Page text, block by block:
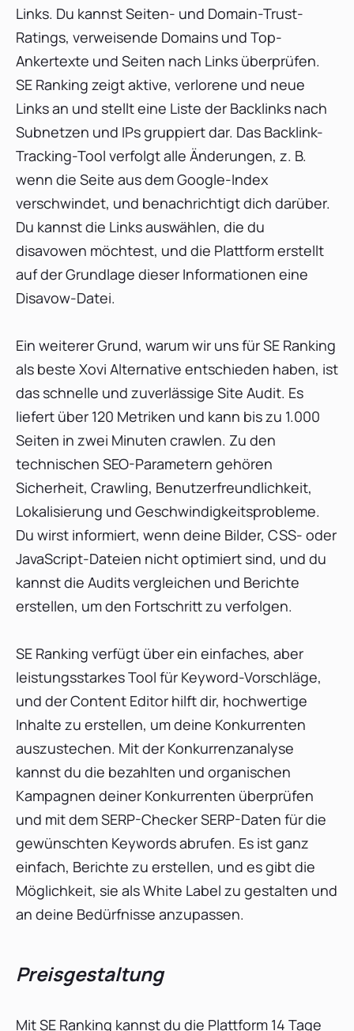
Links. Du kannst Seiten- und Domain-Trust-
Ratings, verweisende Domains und Top-
Ankertexte und Seiten nach Links überprüfen.
SE Ranking zeigt aktive, verlorene und neue
Links an und stellt eine Liste der Backlinks nach
Subnetzen und IPs gruppiert dar. Das Backlink-
Tracking-Tool verfolgt alle Änderungen, z. B.
wenn die Seite aus dem Google-Index
verschwindet, und benachrichtigt dich darüber.
Du kannst die Links auswählen, die du
disavowen möchtest, und die Plattform erstellt
auf der Grundlage dieser Informationen eine
Disavow-Datei.
Ein weiterer Grund, warum wir uns für SE Ranking
als beste Xovi Alternative entschieden haben, ist
das schnelle und zuverlässige Site Audit. Es
liefert über 120 Metriken und kann bis zu 1.000
Seiten in zwei Minuten crawlen. Zu den
technischen SEO-Parametern gehören
Sicherheit, Crawling, Benutzerfreundlichkeit,
Lokalisierung und Geschwindigkeitsprobleme.
Du wirst informiert, wenn deine Bilder, CSS- oder
JavaScript-Dateien nicht optimiert sind, und du
kannst die Audits vergleichen und Berichte
erstellen, um den Fortschritt zu verfolgen.
SE Ranking verfügt über ein einfaches, aber
leistungsstarkes Tool für Keyword-Vorschläge,
und der Content Editor hilft dir, hochwertige
Inhalte zu erstellen, um deine Konkurrenten
auszustechen. Mit der Konkurrenzanalyse
kannst du die bezahlten und organischen
Kampagnen deiner Konkurrenten überprüfen
und mit dem SERP-Checker SERP-Daten für die
gewünschten Keywords abrufen. Es ist ganz
einfach, Berichte zu erstellen, und es gibt die
Möglichkeit, sie als White Label zu gestalten und
an deine Bedürfnisse anzupassen.
Preisgestaltung
Mit SE Ranking kannst du die Plattform 14 Tage